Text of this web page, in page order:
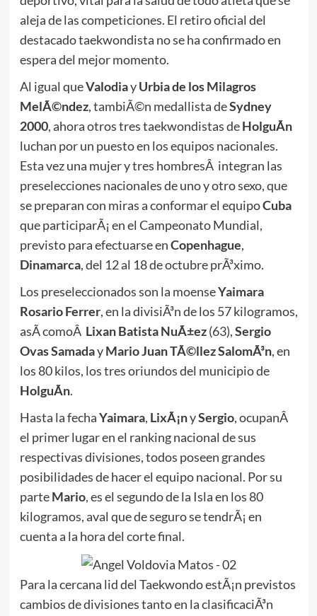
aleja de las competiciones. El retiro oficial del
destacado taekwondista no se ha confirmado en
espera del mejor momento.
Al igual queValodiayUrbia de los Milagros
MelÃ©ndez, tambiÃ©n medallista deSydney
2000, ahora otros tres taekwondistas deHolguÃ­n
luchan por un puesto en los equipos nacionales.
Esta vez una mujer y tres hombresÂ integran las
preselecciones nacionales de uno y otro sexo, que
se preparan con miras a conformar el equipoCuba
que participarÃ¡ en el Campeonato Mundial,
previsto para efectuarse enCopenhague,
Dinamarca, del 12 al 18 de octubre prÃ³ximo.
Los preseleccionados son la moenseYaimara
Rosario Ferrer, en la divisiÃ³n de los 57 kilogramos,
asÃ­ comoÂ Lixan Batista NuÃ±ez(63),Sergio
Ovas SamadayMario Juan TÃ©llez SalomÃ³n, en
los 80 kilos, los tres oriundos del municipio de
HolguÃ­n.
Hasta la fechaYaimara, LixÃ¡nySergio, ocupanÂ
el primer lugar en el ranking nacional de sus
respectivas divisiones, todos poseen grandes
posibilidades de hacer el equipo nacional. Por su
parteMario, es el segundo de la Isla en los 80
kilogramos, aval que de seguro se tendrÃ¡ en
cuenta a la hora del corte final.
Para la cercana lid del Taekwondo estÃ¡n previstos
cambios de divisiones tanto en la clasificaciÃ³n